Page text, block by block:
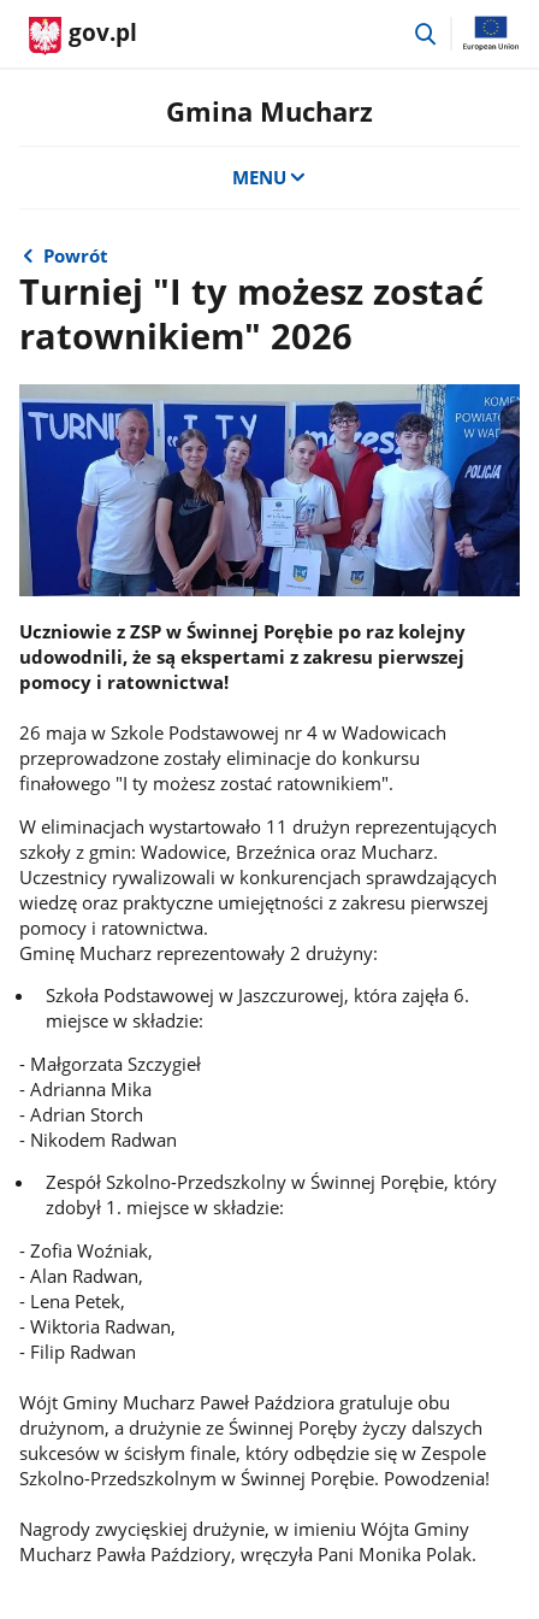
gov.pl
przejdź
Gmina Mucharz
MENU
Powrót
Turniej "I ty możesz zostać
ratownikiem" 2026
Uczniowie z ZSP w Świnnej Porębie po raz kolejny
udowodnili, że są ekspertami z zakresu pierwszej
pomocy i ratownictwa!
26 maja w Szkole Podstawowej nr 4 w Wadowicach
przeprowadzone zostały eliminacje do konkursu
finałowego "I ty możesz zostać ratownikiem".
W eliminacjach wystartowało 11 drużyn reprezentujących
szkoły z gmin: Wadowice, Brzeźnica oraz Mucharz.
Uczestnicy rywalizowali w konkurencjach sprawdzających
wiedzę oraz praktyczne umiejętności z zakresu pierwszej
pomocy i ratownictwa.
Gminę Mucharz reprezentowały 2 drużyny:
Szkoła Podstawowej w Jaszczurowej, która zajęła 6.
miejsce w składzie:
- Małgorzata Szczygieł
- Adrianna Mika
- Adrian Storch
- Nikodem Radwan
Zespół Szkolno-Przedszkolny w Świnnej Porębie, który
zdobył 1. miejsce w składzie:
- Zofia Woźniak,
- Alan Radwan,
- Lena Petek,
- Wiktoria Radwan,
- Filip Radwan
Wójt Gminy Mucharz Paweł Paździora gratuluje obu
drużynom, a drużynie ze Świnnej Poręby życzy dalszych
sukcesów w ścisłym finale, który odbędzie się w Zespole
Szkolno-Przedszkolnym w Świnnej Porębie. Powodzenia!
Nagrody zwycięskiej drużynie, w imieniu Wójta Gminy
Mucharz Pawła Paździory, wręczyła Pani Monika Polak.